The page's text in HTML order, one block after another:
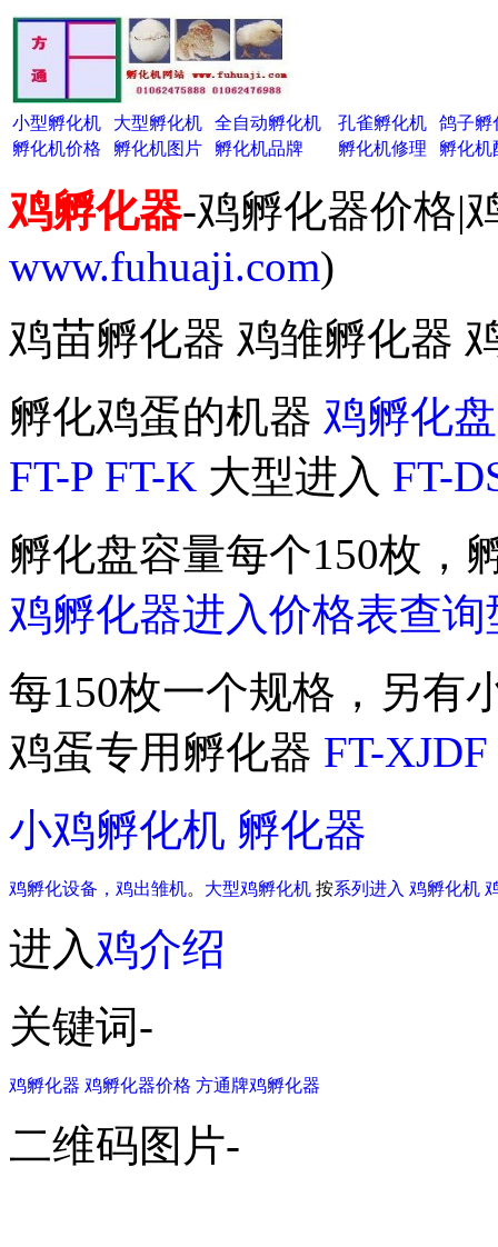
小型孵化机 大型孵化机 全自动孵化机 孔雀孵化机
鸽子孵
孵化机价格
孵化机图片 孵化机品牌 孵化机修理 孵化机
鸡孵化器-鸡孵化器价格|
www.fuhuaji.com)
鸡苗孵化器 鸡雏孵化器
孵化鸡蛋的机器 鸡孵化盘
FT-P FT-K 大型进入 FT-
孵化盘容量每个150枚，
鸡孵化器进入价格表查
每150枚一个规格，另有
鸡蛋专用孵化器 FT-XJDF
小鸡孵化机 孵化器
鸡孵化设备， 鸡出雏机。 大型鸡孵化机 按系列进入 鸡孵化机
进入 鸡介绍
关键词-
鸡孵化器 鸡孵化器价格 方通牌鸡孵化器
二维码图片-